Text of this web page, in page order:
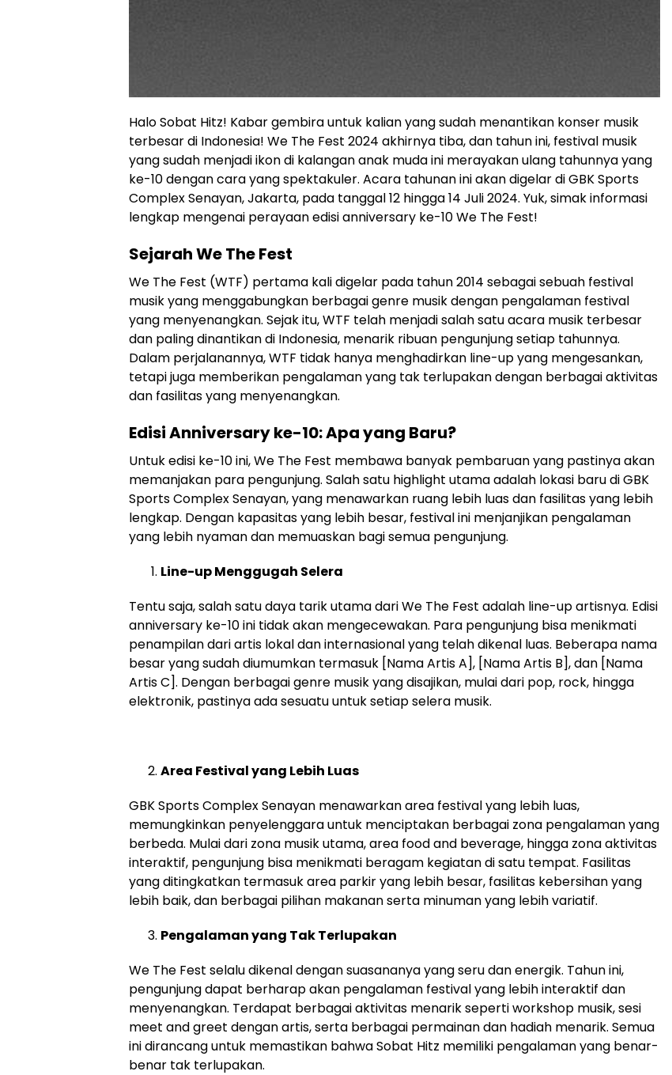
Halo Sobat Hitz! Kabar gembira untuk kalian yang sudah menantikan konser musik
terbesar di Indonesia! We The Fest 2024 akhirnya tiba, dan tahun ini, festival musik
yang sudah menjadi ikon di kalangan anak muda ini merayakan ulang tahunnya yang
ke-10 dengan cara yang spektakuler. Acara tahunan ini akan digelar di GBK Sports
Complex Senayan, Jakarta, pada tanggal 12 hingga 14 Juli 2024. Yuk, simak informasi
lengkap mengenai perayaan edisi anniversary ke-10 We The Fest!
Sejarah We The Fest
We The Fest (WTF) pertama kali digelar pada tahun 2014 sebagai sebuah festival
musik yang menggabungkan berbagai genre musik dengan pengalaman festival
yang menyenangkan. Sejak itu, WTF telah menjadi salah satu acara musik terbesar
dan paling dinantikan di Indonesia, menarik ribuan pengunjung setiap tahunnya.
Dalam perjalanannya, WTF tidak hanya menghadirkan line-up yang mengesankan,
tetapi juga memberikan pengalaman yang tak terlupakan dengan berbagai aktivitas
dan fasilitas yang menyenangkan.
Edisi Anniversary ke-10: Apa yang Baru?
Untuk edisi ke-10 ini, We The Fest membawa banyak pembaruan yang pastinya akan
memanjakan para pengunjung. Salah satu highlight utama adalah lokasi baru di GBK
Sports Complex Senayan, yang menawarkan ruang lebih luas dan fasilitas yang lebih
lengkap. Dengan kapasitas yang lebih besar, festival ini menjanjikan pengalaman
yang lebih nyaman dan memuaskan bagi semua pengunjung.
Line-up Menggugah Selera
Tentu saja, salah satu daya tarik utama dari We The Fest adalah line-up artisnya. Edisi
anniversary ke-10 ini tidak akan mengecewakan. Para pengunjung bisa menikmati
penampilan dari artis lokal dan internasional yang telah dikenal luas. Beberapa nama
besar yang sudah diumumkan termasuk [Nama Artis A], [Nama Artis B], dan [Nama
Artis C]. Dengan berbagai genre musik yang disajikan, mulai dari pop, rock, hingga
elektronik, pastinya ada sesuatu untuk setiap selera musik.
Area Festival yang Lebih Luas
GBK Sports Complex Senayan menawarkan area festival yang lebih luas,
memungkinkan penyelenggara untuk menciptakan berbagai zona pengalaman yang
berbeda. Mulai dari zona musik utama, area food and beverage, hingga zona aktivitas
interaktif, pengunjung bisa menikmati beragam kegiatan di satu tempat. Fasilitas
yang ditingkatkan termasuk area parkir yang lebih besar, fasilitas kebersihan yang
lebih baik, dan berbagai pilihan makanan serta minuman yang lebih variatif.
Pengalaman yang Tak Terlupakan
We The Fest selalu dikenal dengan suasananya yang seru dan energik. Tahun ini,
pengunjung dapat berharap akan pengalaman festival yang lebih interaktif dan
menyenangkan. Terdapat berbagai aktivitas menarik seperti workshop musik, sesi
meet and greet dengan artis, serta berbagai permainan dan hadiah menarik. Semua
ini dirancang untuk memastikan bahwa Sobat Hitz memiliki pengalaman yang benar-
benar tak terlupakan.